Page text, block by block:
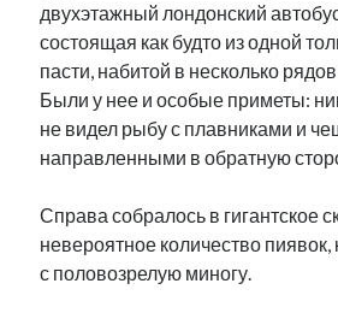
двухэтажный лондонский
состоящая как будто из одной
пасти, набитой в несколько
Были у нее и особые приметы:
не видел рыбу с плавниками и
направленными в обратную
Справа собралось в гигантское
невероятное количество
с половозрелую миногу.